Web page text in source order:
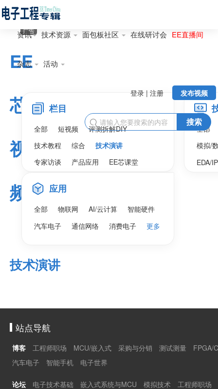
资讯 技术资源 面包板社区 在线研讨会 EE直播间
杂志 活动
发布视频
登录 | 注册
 搜索
EE
芯
视
频
广告
栏目
全部 短视频
评测拆解DIY
技术教程
综合
技术演讲
专家访谈
产品应用 EE芯课堂
全部
模拟/
EDA/
应用
全部 物联网 AI/云计算
智能硬件
汽车电子
通信网络 消费电子 更多
技术演讲
站点导航
博客 工程师职场 MCU/嵌入式 采购与分销 测试测量
FPGA/
汽车电子
智能手机 电子世界
论坛 电子技术基础 嵌入式系统与MCU 模拟技术
工程师职场